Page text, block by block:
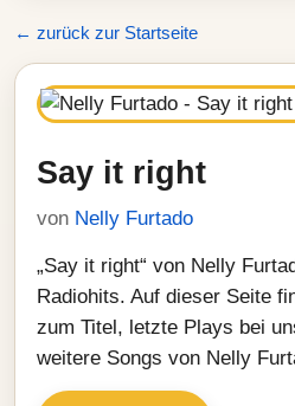
← zurück zur Startseite
Say it right
von Nelly Furtado
„Say it right“ von Nelly
Radiohits. Auf dieser Seite
zum Titel, letzte Plays bei
weitere Songs von Nelly